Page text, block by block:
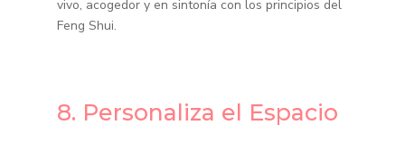
vivo, acogedor y en sintonía con los principios del
Feng Shui.
8. Personaliza el Espacio